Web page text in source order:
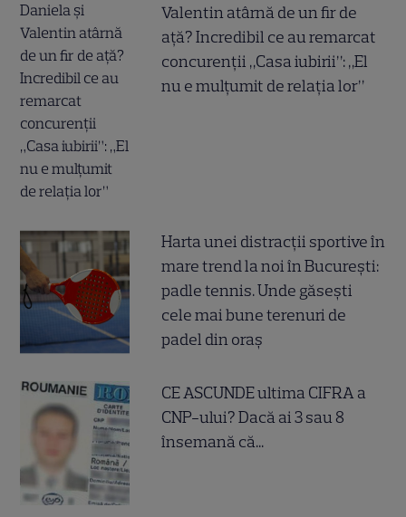
Valentin atârnă de un fir de
ață? Incredibil ce au remarcat
concurenții „Casa iubirii”: „El
nu e mulțumit de relația lor”
Harta unei distracții sportive în
mare trend la noi în București:
padle tennis. Unde găsești
cele mai bune terenuri de
padel din oraș
CE ASCUNDE ultima CIFRA a
CNP-ului? Dacă ai 3 sau 8
însemană că...